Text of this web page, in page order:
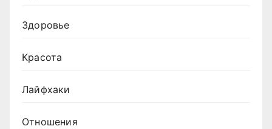
Здоровье
Красота
Лайфхаки
Отношения